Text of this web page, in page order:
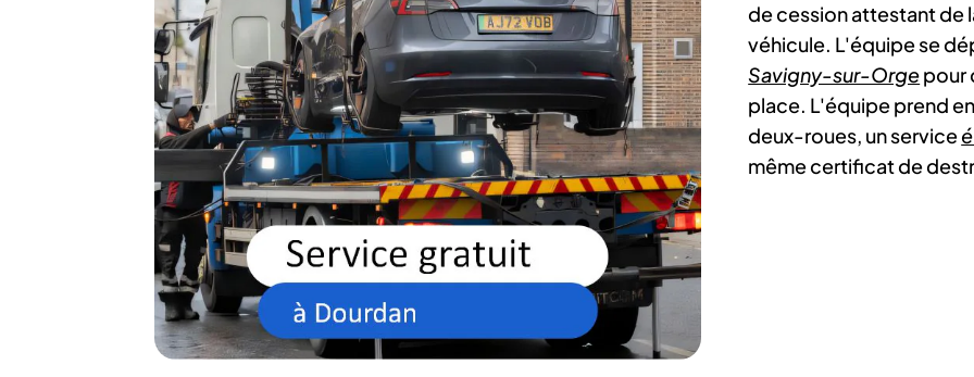
de cession attestant de
véhicule. L'équipe se
Savigny-sur-Orgepour
place. L'équipe prend
deux-roues, un service
même certificat de